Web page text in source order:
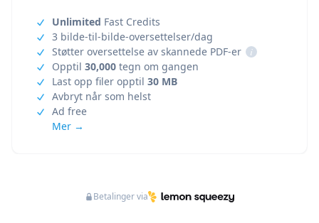
Unlimited Fast Credits
3 bilde-til-bilde-oversettelser/dag
Støtter oversettelse av skannede PDF-er
i
Opptil 30,000 tegn om gangen
Last opp filer opptil 30 MB
Avbryt når som helst
Ad free
Mer →
Betalinger via